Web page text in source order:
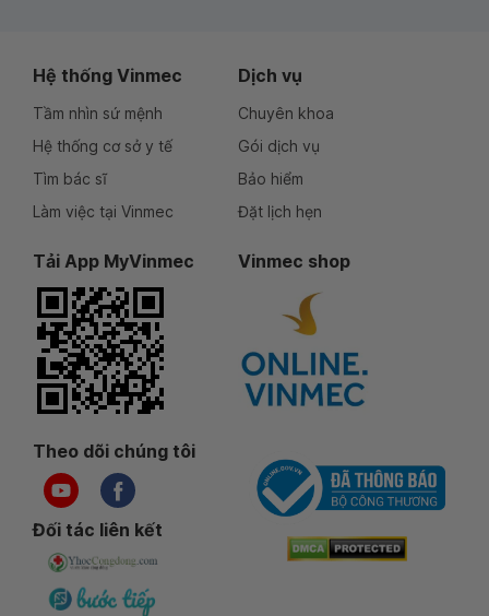
Hệ thống Vinmec
Tầm nhìn sứ mệnh
Hệ thống cơ sở y tế
Tìm bác sĩ
Làm việc tại Vinmec
Dịch vụ
Chuyên khoa
Gói dịch vụ
Bảo hiểm
Đặt lịch hẹn
Tải App MyVinmec Vinmec shop
Theo dõi chúng tôi
Đối tác liên kết